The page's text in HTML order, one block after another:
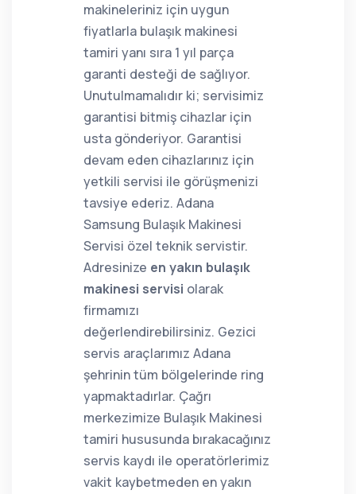
makineleriniz için uygun
fiyatlarla bulaşık makinesi
tamiri yanı sıra 1 yıl parça
garanti desteği de sağlıyor.
Unutulmamalıdır ki; servisimiz
garantisi bitmiş cihazlar için
usta gönderiyor. Garantisi
devam eden cihazlarınız için
yetkili servisi ile görüşmenizi
tavsiye ederiz. Adana
Samsung Bulaşık Makinesi
Servisi özel teknik servistir.
Adresinize en yakın bulaşık
makinesi servisi olarak
firmamızı
değerlendirebilirsiniz. Gezici
servis araçlarımız Adana
şehrinin tüm bölgelerinde ring
yapmaktadırlar. Çağrı
merkezimize Bulaşık Makinesi
tamiri hususunda bırakacağınız
servis kaydı ile operatörlerimiz
vakit kaybetmeden en yakın